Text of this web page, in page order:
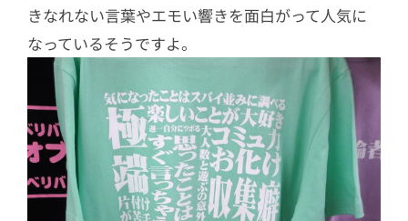
きなれない言葉やエモい響きを面白がって人気に
なっているそうですよ。